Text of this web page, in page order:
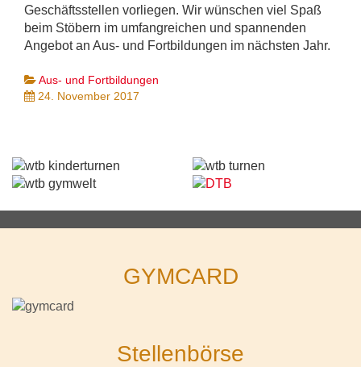
Geschäftsstellen vorliegen. Wir wünschen viel Spaß
beim Stöbern im umfangreichen und spannenden
Angebot an Aus- und Fortbildungen im nächsten Jahr.
Aus- und Fortbildungen
24. November 2017
GYMCARD
Stellenbörse